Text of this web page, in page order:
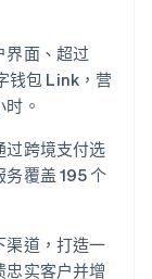
界面、超过
钱包 Link，营
。
过跨境支付选
覆盖 195 个
渠道，打造一
实客户并增